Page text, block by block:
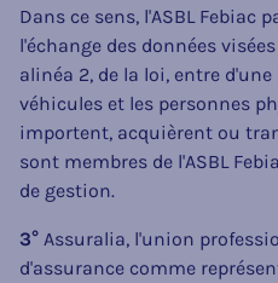
Dans ce sens, l'ASBL Febiac
l'échange des données
alinéa 2, de la loi, entre
véhicules et les personnes
importent, acquièrent ou
sont membres de l'ASBL
de gestion.
3° Assuralia, l'union
d'assurance comme